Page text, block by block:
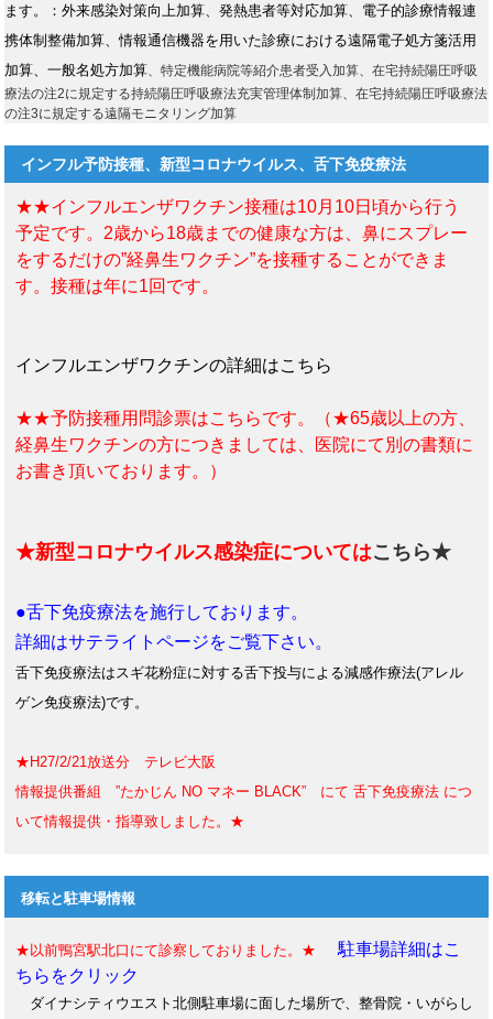
ます。：外来感染対策向上加算、発熱患者等対応加算、電子的診療情報連
携体制整備加算、情報通信機器を用いた診療における遠隔電子処方箋活用
加算、一般名処方加算 、特定機能病院等紹介患者受入加算、在宅持続陽圧呼吸
療法の注2に規定する持続陽圧呼吸療法充実管理体制加算、在宅持続陽圧呼吸療法
の注3に規定する遠隔モニタリング加算
インフル予防接種、新型コロナウイルス、舌下免疫療法
★★インフルエンザワクチン接種は10月10日頃から行う
予定です。2歳から18歳までの健康な方は、鼻にスプレー
をするだけの”経鼻生ワクチン”を接種することができま
す。接種は年に1回です。
インフルエンザワクチンの詳細はこちら
★★予防接種用問診票はこちらです。（★65歳以上の方、
経鼻生ワクチンの方につきましては、医院にて別の書類に
お書き頂いております。）
★新型コロナウイルス感染症についてはこちら★
●舌下免疫療法を施行しております。
詳細はサテライトページをご覧下さい。
舌下免疫療法はスギ花粉症に対する舌下投与による減感作療法(アレル
ゲン免疫療法)です。
★H27/2/21放送分 テレビ大阪
情報提供番組 ”たかじん NO マネー BLACK” にて 舌下免疫療法 につ
いて情報提供・指導致しました。★
移転と駐車場情報
★以前鴨宮駅北口にて診察しておりました。★
駐車場詳細はこ
ちらをクリック
ダイナシティウエスト北側駐車場に面した場所で、整骨院・いがらし